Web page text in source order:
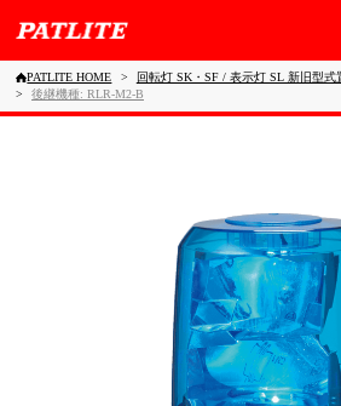
PATLITE HOME 回転灯 SK・SF / 表示灯 SL 新旧型式
後継機種: RLR-M2-B